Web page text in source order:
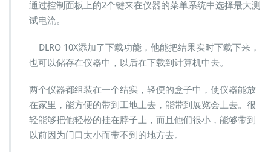
e
通过控制面板上的2个键来在仪器的菜单系统中选择最大测
试电流。
DLRO 10X添加了下载功能，他能把结果实时下载下来，
也可以储存在仪器中，以后在下载到计算机中去。
两个仪器都组装在一个结实，轻便的盒子中，使仪器能放
在家里，能方便的带到工地上去，能带到展览会上去。很
轻能够把他轻松的挂在脖子上，而且他们很小，能够带到
以前因为门口太小而带不到的地方去。